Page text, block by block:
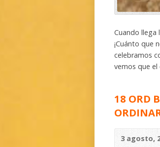
Cuando llega
¡Cuánto que
celebramos
vemos que el
18 ORD
3 agosto,